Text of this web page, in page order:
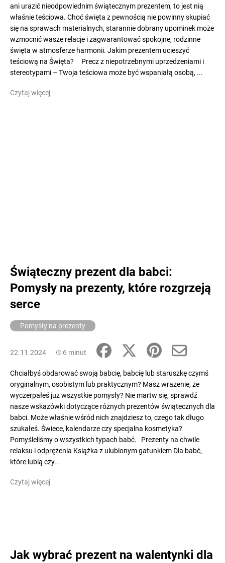
ani urazić nieodpowiednim świątecznym prezentem, to jest nią
właśnie teściowa. Choć święta z pewnością nie powinny skupiać
się na sprawach materialnych, starannie dobrany upominek może
wzmocnić wasze relacje i zagwarantować spokojne, rodzinne
święta w atmosferze harmonii. Jakim prezentem ucieszyć
teściową na Święta? Precz z niepotrzebnymi uprzedzeniami i
stereotypami – Twoja teściowa może być wspaniałą osobą, ...
Czytaj więcej
Świąteczny prezent dla babci:
Pomysły na prezenty, które rozgrzeją
serce
Pomysły na prezenty
22.11.2024 6 minut
Chciałbyś obdarować swoją babcię, babcię lub staruszkę czymś
oryginalnym, osobistym lub praktycznym? Masz wrażenie, że
wyczerpałeś już wszystkie pomysły? Nie martw się, sprawdź
nasze wskazówki dotyczące różnych prezentów świątecznych dla
babci. Może właśnie wśród nich znajdziesz to, czego tak długo
szukałeś. Świece, kalendarze czy specjalna kosmetyka?
Pomyśleliśmy o wszystkich typach babć. Prezenty na chwile
relaksu i odprężenia Książka z ulubionym gatunkiem Dla babć,
które lubią czy...
Czytaj więcej
Jak wybrać prezent na walentynki dla